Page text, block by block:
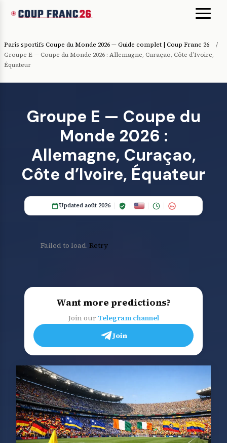
Paris sportifs Coupe du Monde 2026 — Guide complet | Coup Franc 26
/
Groupe E — Coupe du Monde 2026 : Allemagne, Curaçao, Côte d’Ivoire,
Équateur
Groupe E — Coupe du
Monde 2026 :
Allemagne, Curaçao,
Côte d’Ivoire, Équateur
Updated août 2026 18+
Failed to load. Retry
Want more predictions?
Join our Telegram channel
Join